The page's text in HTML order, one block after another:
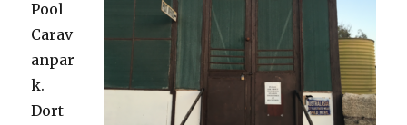
Pool
Carav
anpar
k.
Dort